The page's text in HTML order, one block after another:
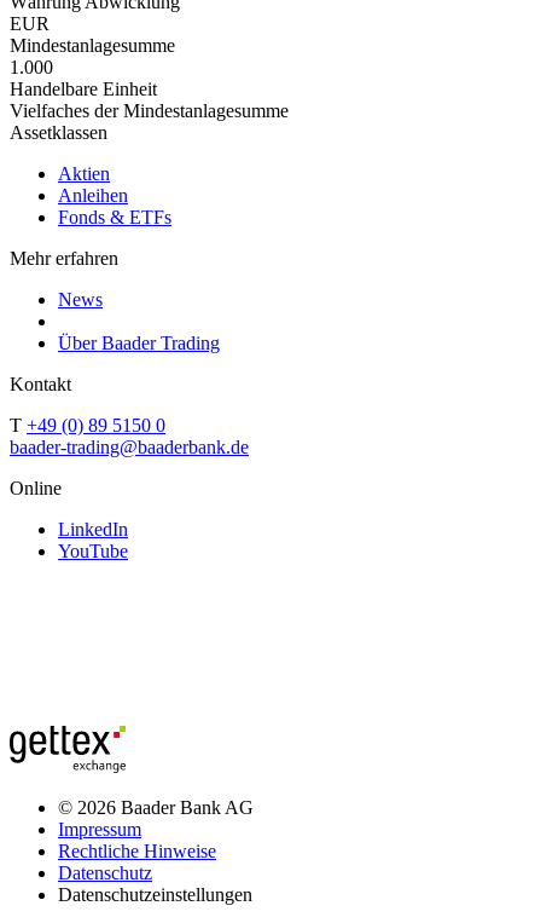
EUR
Mindestanlagesumme
1.000
Handelbare Einheit
Vielfaches der Mindestanlagesumme
Assetklassen
Aktien
Anleihen
Fonds & ETFs
Mehr erfahren
News
Über Baader Trading
Kontakt
T +49 (0) 89 5150 0
baader-trading@baaderbank.de
Online
LinkedIn
YouTube
© 2026 Baader Bank AG
Impressum
Rechtliche Hinweise
Datenschutz
Datenschutzeinstellungen